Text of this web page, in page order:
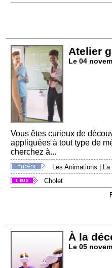
Atelier
Le 04
Vous êtes curieux de
appliquées à tout type de
cherchez à...
Les Animations
Cholet
À la
Le 05